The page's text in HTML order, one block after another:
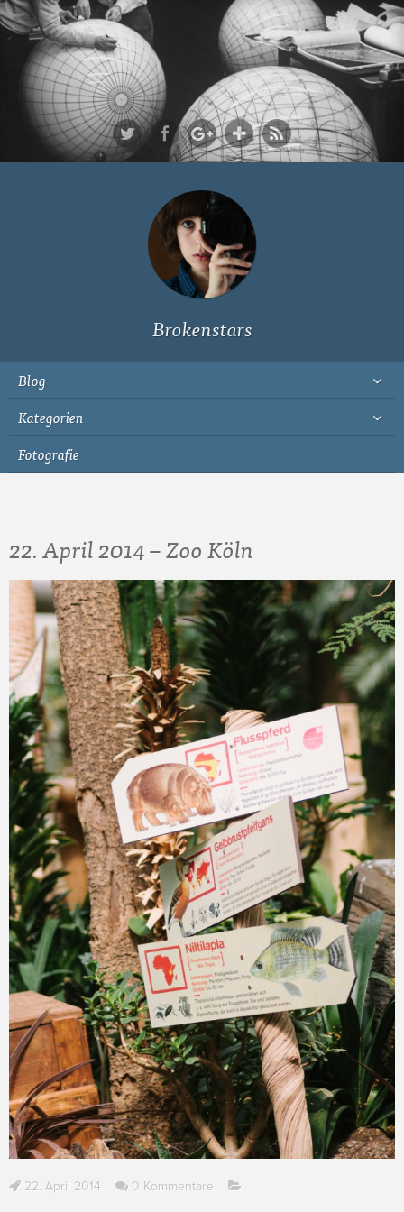
Ich bin Fyn,
23, und
wohne in
Köln
Brokenstars
Blog
Kategorien
Fotografie
22. April 2014 – Zoo Köln
22. April 2014 0 Kommentare